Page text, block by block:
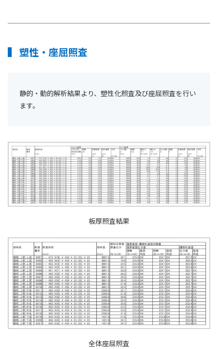
塑性・座屈照査
静的・動的解析結果より、塑性化照査及び座屈照査を行い
ます。
板厚照査結果
全体座屈照査